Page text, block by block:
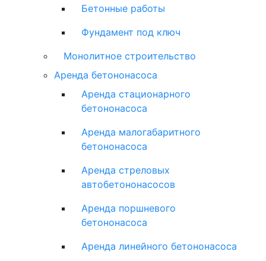
Бетонные работы
Фундамент под ключ
Монолитное строительство
Аренда бетононасоса
Аренда стационарного
бетононасоса
Аренда малогабаритного
бетононасоса
Аренда стреловых
автобетононасосов
Аренда поршневого
бетононасоса
Аренда линейного бетононасоса